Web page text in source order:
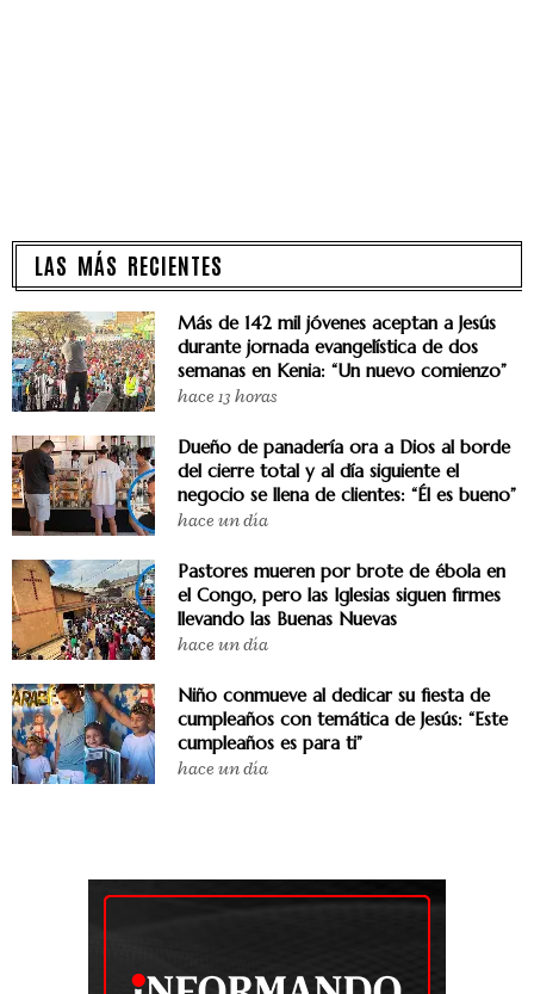
LAS MÁS RECIENTES
Más de 142 mil jóvenes aceptan a Jesús
durante jornada evangelística de dos
semanas en Kenia: “Un nuevo comienzo”
hace 13 horas
Dueño de panadería ora a Dios al borde
del cierre total y al día siguiente el
negocio se llena de clientes: “Él es bueno”
hace un día
Pastores mueren por brote de ébola en
el Congo, pero las Iglesias siguen firmes
llevando las Buenas Nuevas
hace un día
Niño conmueve al dedicar su fiesta de
cumpleaños con temática de Jesús: “Este
cumpleaños es para ti”
hace un día